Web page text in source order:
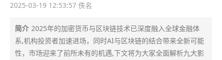
2025-03-19 12:53:57 佚名
简介 2025年的加密货币与区块链技术已深度融入全球金融体
系,机构投资者加速进场，同时AI与区块链的结合带来全新可能
性，市场迎来了前所未有的机遇,下文将为大家全面解析九大影